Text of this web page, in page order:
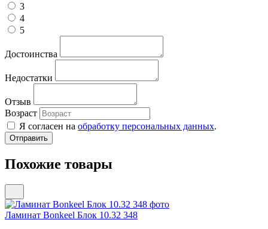
3
4
5
Достоинства
Недостатки
Отзыв
Возраст
Я согласен на обработку персональных данных.
Похожие товары
Ламинат Bonkeel Блок 10.32 348